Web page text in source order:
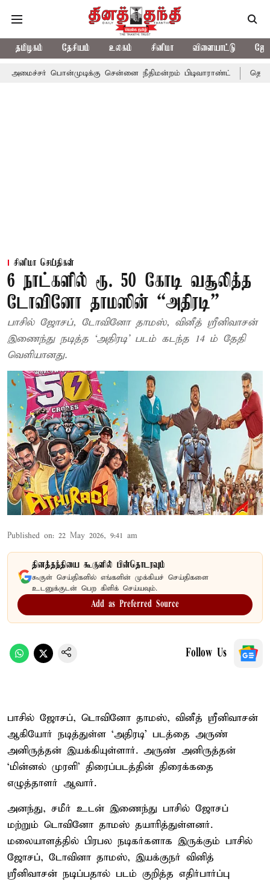
தமிழகம் தேசியம் உலகம் சினிமா விளையாட்டு
சென்னை நீதிமன்றம் பிடிவாராண்ட் தொலைநோக்கு
சினிமா செய்திகள்
6 நாட்களில் ரூ. 50 கோடி வசூலித்த
டோவினோ தாமஸின் “அதிரடி”
பாசில் ஜோசப், டோவினோ தாமஸ், வினீத் ஸ்ரீனிவாசன்
இணைந்து நடித்த ‘அதிரடி’ படம் கடந்த 14 ம் தேதி
வெளியானது.
Published on: 22 May 2026, 9:41 am
தினத்தந்தியை கூகுளில் பின்தொடரவும்
கூகுள் செய்திகளில் எங்களின் முக்கியச் செய்திகளை
உடனுக்குடன் பெற கிளிக் செய்யவும்.
Add as Preferred Source
Follow Us
பாசில் ஜோசப், டொவினோ தாமஸ், வினீத் ஸ்ரீனிவாசன்
ஆகியோர் நடித்துள்ள ‘அதிரடி’ படத்தை அருண்
அனிருத்தன் இயக்கியுள்ளார். அருண் அனிருத்தன்
‘மின்னல் முரளி’ திரைப்படத்தின் திரைக்கதை
எழுத்தாளர் ஆவார்.
அனந்து, சமீர் உடன் இணைந்து பாசில் ஜோசப்
மற்றும் டொவினோ தாமஸ் தயாரித்துள்ளனர்.
மலையாளத்தில் பிரபல நடிகர்களாக இருக்கும் பாசில்
ஜோசப், டோவினா தாமஸ், இயக்குநர் வினித்
ஸ்ரீனிவாசன் நடிப்பதால் படம் குறித்த எதிர்பார்ப்பு